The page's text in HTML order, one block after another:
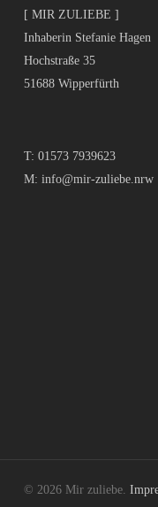
[ MIR ZULIEBE ]
Inhaberin Stefanie Hagen
Hochstraße 35
51688 Wipperfürth
T: 01573 7939623
M: info@mir-zuliebe.nrw
© 2026 Mir zuliebe.